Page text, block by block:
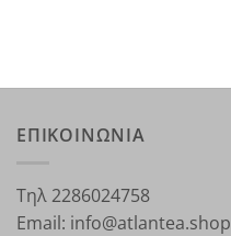
ΕΠΙΚΟΙΝΩΝΙΑ
Τηλ 2286024758
Email: info@atlantea.shop